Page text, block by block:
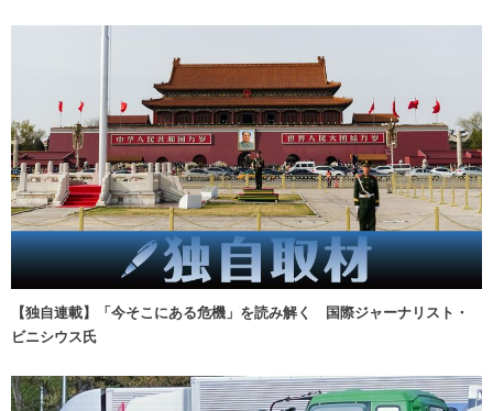
【独自連載】「今そこにある危機」を読み解く 国際ジャーナリスト・
ビニシウス氏